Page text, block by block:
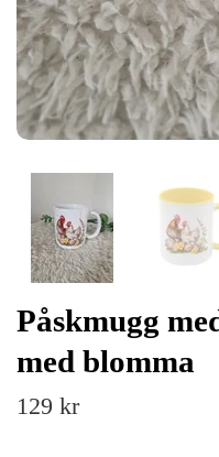
Påskmugg
med blomma
129 kr